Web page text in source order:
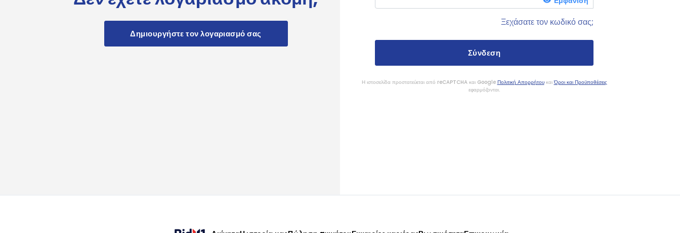
Δημιουργήστε τον λογαριασμό σας
Ξεχάσατε τον κωδικό σας;
Η ιστοσελίδα προστατεύεται από reCAPTCHA και Google Πολιτική ΑπορρήτουκαιΌροι και Προϋποθέσεις
εφαρμόζονται.